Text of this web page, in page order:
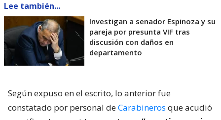
Lee también...
Investigan a senador Espinoza y su
pareja por presunta VIF tras
discusión con daños en
departamento
Según expuso en el escrito, lo anterior fue
constatado por personal deCarabineros que acudió